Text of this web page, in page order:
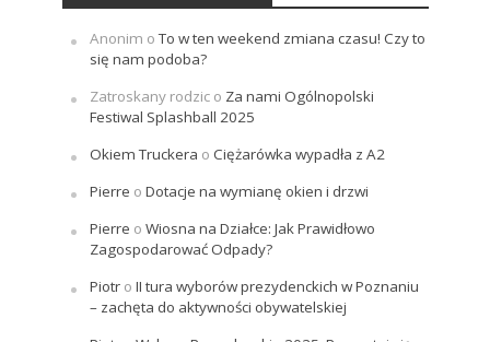
Anonim oTo w ten weekend zmiana czasu! Czy to
się nam podoba?
Zatroskany rodzico Za nami Ogólnopolski
Festiwal Splashball 2025
Okiem Truckera o Ciężarówka wypadła z A2
Pierre o Dotacje na wymianę okien i drzwi
Pierre o Wiosna na Działce: Jak Prawidłowo
Zagospodarować Odpady?
Piotro II tura wyborów prezydenckich w Poznaniu
– zachęta do aktywności obywatelskiej